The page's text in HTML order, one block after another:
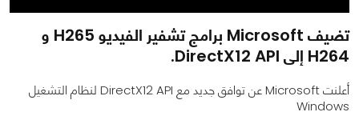
تضيف Microsoft برامج تشفير الفيديو H265 و
H264 إلى DirectX12 API.
أعلنت Microsoft عن توافق جديد مع DirectX12 API لنظام التشغيل
Windows